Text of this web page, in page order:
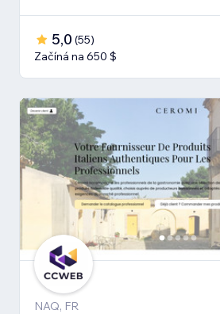
5,0 (55)
Začíná na 650 $
NAQ, FR